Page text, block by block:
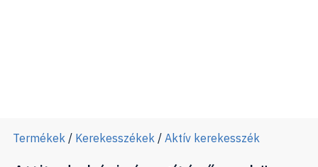
Termékek / Kerekesszékek / Aktív kerekesszék